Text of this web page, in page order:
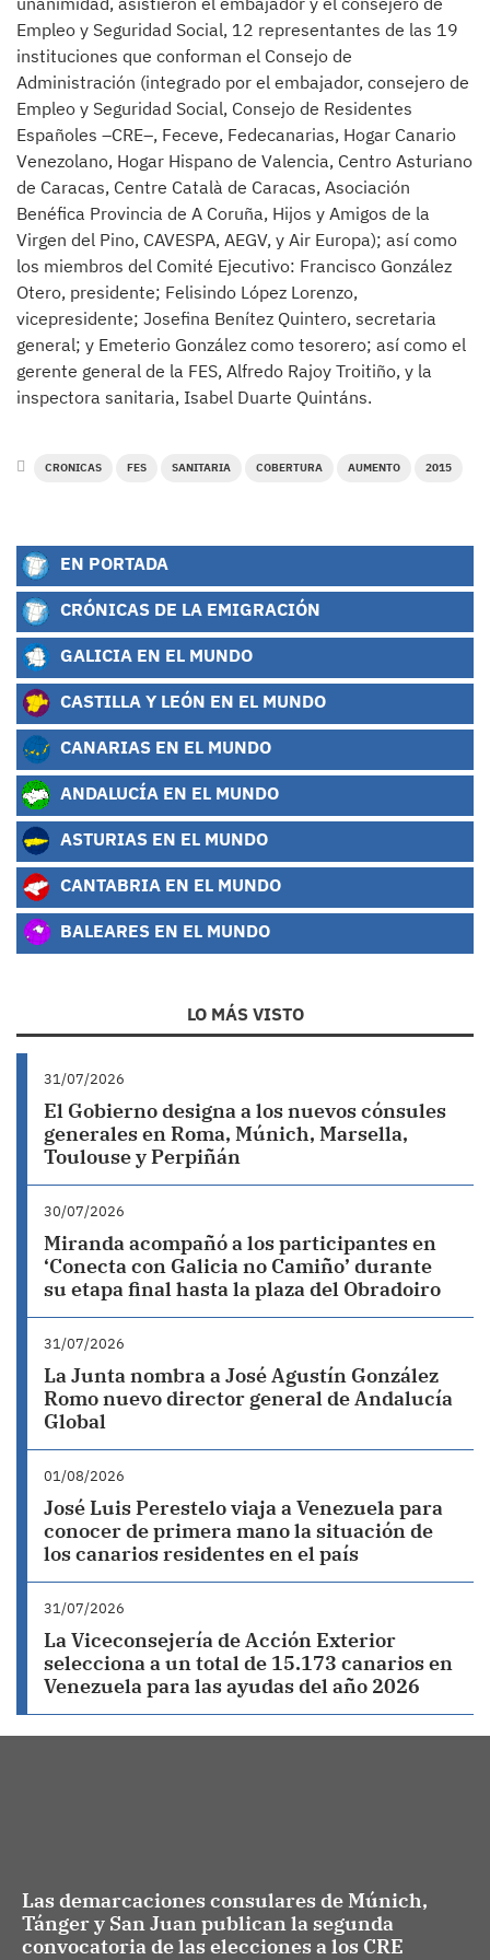
Empleo y Seguridad Social, 12 representantes de las 19
instituciones que conforman el Consejo de
Administración (integrado por el embajador, consejero de
Empleo y Seguridad Social, Consejo de Residentes
Españoles –CRE–, Feceve, Fedecanarias, Hogar Canario
Venezolano, Hogar Hispano de Valencia, Centro Asturiano
de Caracas, Centre Català de Caracas, Asociación
Benéfica Provincia de A Coruña, Hijos y Amigos de la
Virgen del Pino, CAVESPA, AEGV, y Air Europa); así como
los miembros del Comité Ejecutivo: Francisco González
Otero, presidente; Felisindo López Lorenzo,
vicepresidente; Josefina Benítez Quintero, secretaria
general; y Emeterio González como tesorero; así como el
gerente general de la FES, Alfredo Rajoy Troitiño, y la
inspectora sanitaria, Isabel Duarte Quintáns.
CRONICAS FES SANITARIA COBERTURA AUMENTO 2015
EN PORTADA
CRÓNICAS DE LA EMIGRACIÓN
GALICIA EN EL MUNDO
CASTILLA Y LEÓN EN EL MUNDO
CANARIAS EN EL MUNDO
ANDALUCÍA EN EL MUNDO
ASTURIAS EN EL MUNDO
CANTABRIA EN EL MUNDO
BALEARES EN EL MUNDO
LO MÁS VISTO
31/07/2026
El Gobierno designa a los nuevos cónsules
generales en Roma, Múnich, Marsella,
Toulouse y Perpiñán
30/07/2026
Miranda acompañó a los participantes en
‘Conecta con Galicia no Camiño’ durante
su etapa final hasta la plaza del Obradoiro
31/07/2026
La Junta nombra a José Agustín González
Romo nuevo director general de Andalucía
Global
01/08/2026
José Luis Perestelo viaja a Venezuela para
conocer de primera mano la situación de
los canarios residentes en el país
31/07/2026
La Viceconsejería de Acción Exterior
selecciona a un total de 15.173 canarios en
Venezuela para las ayudas del año 2026
Las demarcaciones consulares de Múnich,
Tánger y San Juan publican la segunda
convocatoria de las elecciones a los CRE